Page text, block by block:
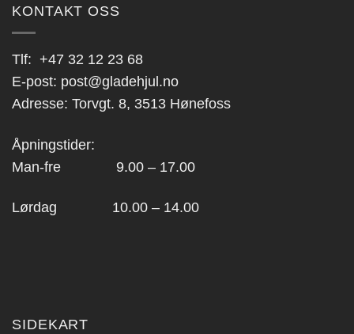
KONTAKT OSS
Tlf: +47 32 12 23 68
E-post: post@gladehjul.no
Adresse: Torvgt. 8, 3513 Hønefoss
Åpningstider:
Man-fre 9.00 – 17.00
Lørdag 10.00 – 14.00
SIDEKART